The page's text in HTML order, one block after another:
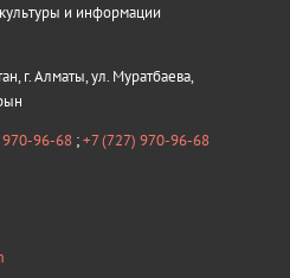
и информации
г. Алматы, ул. Муратбаева,
970-96-68 ;+7 (727) 970-96-68